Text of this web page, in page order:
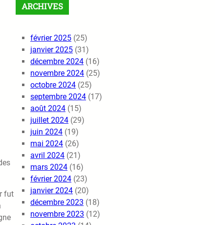
fut
ARCHIVES
février 2025 (25)
janvier 2025 (31)
décembre 2024 (16)
novembre 2024 (25)
octobre 2024 (25)
septembre 2024 (17)
août 2024 (15)
juillet 2024 (29)
juin 2024 (19)
mai 2024 (26)
avril 2024 (21)
mars 2024 (16)
février 2024 (23)
janvier 2024 (20)
décembre 2023 (18)
novembre 2023 (12)